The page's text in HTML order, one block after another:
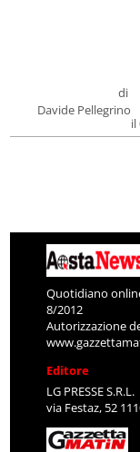
di
Davide Pellegrino
il
Quotidiano
8/2012
Autorizzazione
Editore
LG PRESSE S.R.L.
via Festaz, 52